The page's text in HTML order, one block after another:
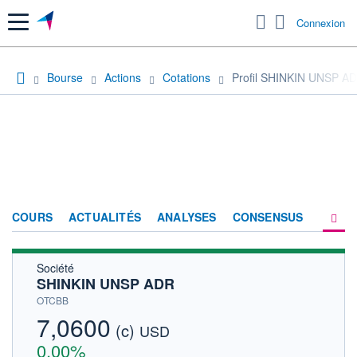
Menu Connexion
Bourse Actions Cotations Profil SHINKIN UNSP
COURS ACTUALITÉS ANALYSES CONSENSUS
Société
SHINKIN UNSP ADR
OTCBB
7,0600 (c) USD
0,00%